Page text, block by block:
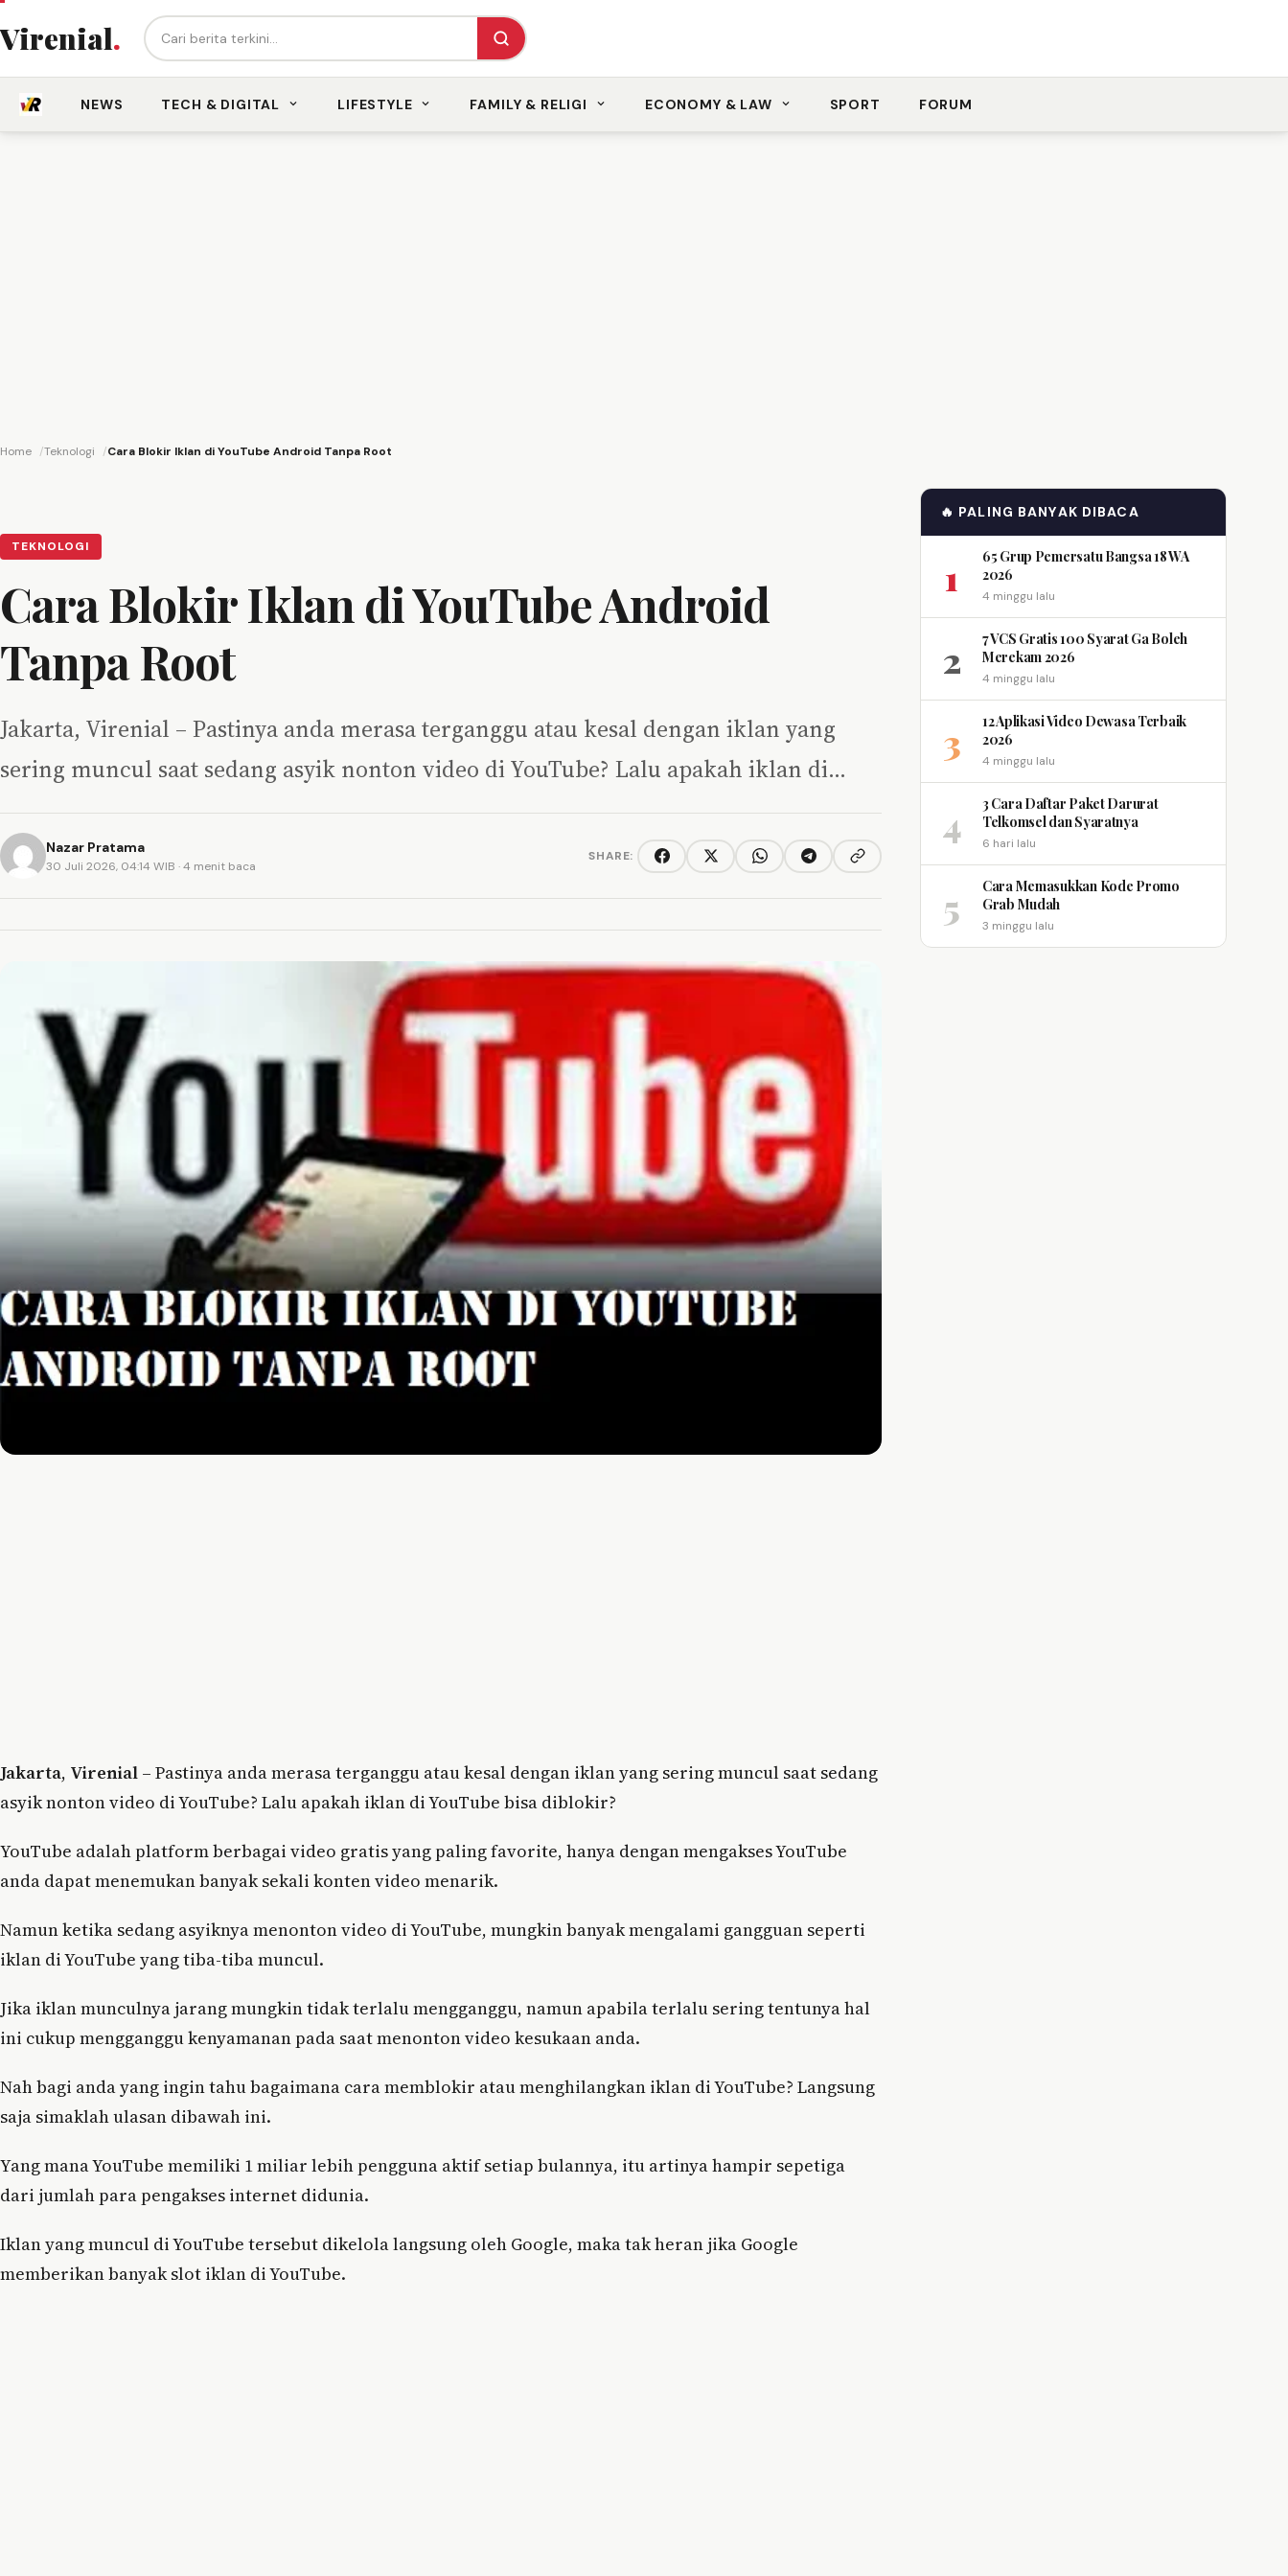
Virenial. Cari berita...
NEWS TECH & DIGITAL LIFESTYLE FAMILY & RELIGI ECONOMY & LAW SPORT FORUM
Home Teknologi Cara Blokir Iklan di YouTube Android Tanpa Root
TEKNOLOGI
Cara Blokir Iklan di YouTube Android
Tanpa Root
Jakarta, Virenial – Pastinya anda merasa terganggu atau kesal dengan iklan yang
sering muncul saat sedang asyik nonton video di YouTube? Lalu apakah iklan di…
Nazar Pratama
30 Juli 2026, 04:14 WIB · 4 menit baca
SHARE: FacebookTwitter/XWhatsAppTelegramCopy link
Jakarta, Virenial – Pastinya anda merasa terganggu atau kesal dengan iklan yang sering muncul saat sedang
asyik nonton video di YouTube? Lalu apakah iklan di YouTube bisa diblokir?
YouTube adalah platform berbagai video gratis yang paling favorite, hanya dengan mengakses YouTube
anda dapat menemukan banyak sekali konten video menarik.
Namun ketika sedang asyiknya menonton video di YouTube, mungkin banyak mengalami gangguan seperti
iklan di YouTube yang tiba-tiba muncul.
Jika iklan munculnya jarang mungkin tidak terlalu mengganggu, namun apabila terlalu sering tentunya hal
ini cukup mengganggu kenyamanan pada saat menonton video kesukaan anda.
Nah bagi anda yang ingin tahu bagaimana cara memblokir atau menghilangkan iklan di YouTube? Langsung
saja simaklah ulasan dibawah ini.
Yang mana YouTube memiliki 1 miliar lebih pengguna aktif setiap bulannya, itu artinya hampir sepetiga
dari jumlah para pengakses internet didunia.
Iklan yang muncul di YouTube tersebut dikelola langsung oleh Google, maka tak heran jika Google
memberikan banyak slot iklan di YouTube.
🔥 PALING BANYAK DIBACA
1
65 Grup Pemersatu Bangsa 18 WA
2026
4 minggu lalu
2
7 VCS Gratis 100 Syarat Ga Boleh
Merekam 2026
4 minggu lalu
3
12 Aplikasi Video Dewasa Terbaik
2026
4 minggu lalu
4
3 Cara Daftar Paket Darurat
Telkomsel dan Syaratnya
6 hari lalu
5
Cara Memasukkan Kode Promo
Grab Mudah
3 minggu lalu